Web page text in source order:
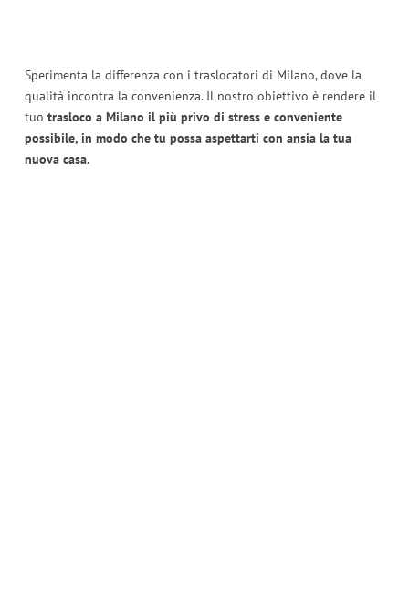
Sperimenta la differenza con i traslocatori di Milano, dove la
qualità incontra la convenienza. Il nostro obiettivo è rendere il
tuo trasloco a Milano il più privo di stress e conveniente
possibile, in modo che tu possa aspettarti con ansia la tua
nuova casa.